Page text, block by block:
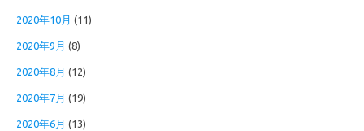
2020年10月 (11)
2020年9月 (8)
2020年8月 (12)
2020年7月 (19)
2020年6月 (13)